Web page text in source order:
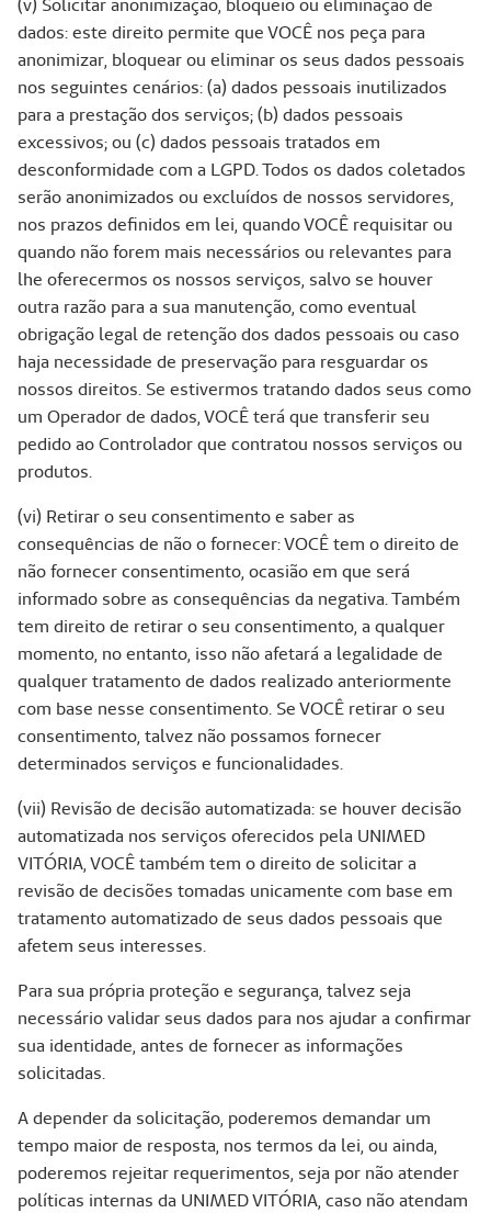
(v) Solicitar anonimização, bloqueio ou eliminação de
dados: este direito permite que VOCÊ nos peça para
anonimizar, bloquear ou eliminar os seus dados pessoais
nos seguintes cenários: (a) dados pessoais inutilizados
para a prestação dos serviços; (b) dados pessoais
excessivos; ou (c) dados pessoais tratados em
desconformidade com a LGPD. Todos os dados coletados
serão anonimizados ou excluídos de nossos servidores,
nos prazos definidos em lei, quando VOCÊ requisitar ou
quando não forem mais necessários ou relevantes para
lhe oferecermos os nossos serviços, salvo se houver
outra razão para a sua manutenção, como eventual
obrigação legal de retenção dos dados pessoais ou caso
haja necessidade de preservação para resguardar os
nossos direitos. Se estivermos tratando dados seus como
um Operador de dados, VOCÊ terá que transferir seu
pedido ao Controlador que contratou nossos serviços ou
produtos.
(vi) Retirar o seu consentimento e saber as
consequências de não o fornecer: VOCÊ tem o direito de
não fornecer consentimento, ocasião em que será
informado sobre as consequências da negativa. Também
tem direito de retirar o seu consentimento, a qualquer
momento, no entanto, isso não afetará a legalidade de
qualquer tratamento de dados realizado anteriormente
com base nesse consentimento. Se VOCÊ retirar o seu
consentimento, talvez não possamos fornecer
determinados serviços e funcionalidades.
(vii) Revisão de decisão automatizada: se houver decisão
automatizada nos serviços oferecidos pela UNIMED
VITÓRIA, VOCÊ também tem o direito de solicitar a
revisão de decisões tomadas unicamente com base em
tratamento automatizado de seus dados pessoais que
afetem seus interesses.
Para sua própria proteção e segurança, talvez seja
necessário validar seus dados para nos ajudar a confirmar
sua identidade, antes de fornecer as informações
solicitadas.
A depender da solicitação, poderemos demandar um
tempo maior de resposta, nos termos da lei, ou ainda,
poderemos rejeitar requerimentos, seja por não atender
políticas internas da UNIMED VITÓRIA, caso não atendam